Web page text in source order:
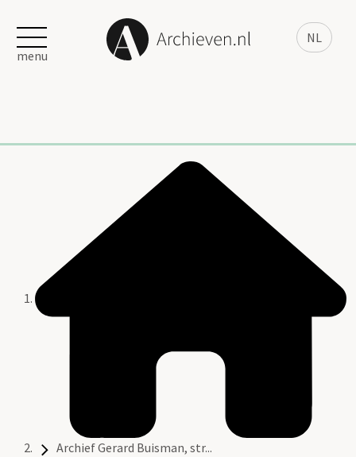
NL
menu
Archief Gerard Buisman, str...